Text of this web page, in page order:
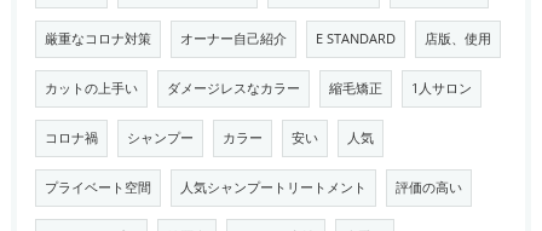
厳重なコロナ対策 オーナー自己紹介 E STANDARD 店版、使用
カットの上手い ダメージレスなカラー 縮毛矯正 1人サロン
コロナ禍 シャンプー カラー 安い 人気
プライベート空間 人気シャンプートリートメント 評価の高い